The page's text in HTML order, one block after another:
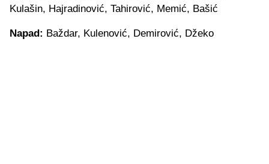
Kulašin, Hajradinović, Tahirović, Memić, Bašić
Napad: Baždar, Kulenović, Demirović, Džeko